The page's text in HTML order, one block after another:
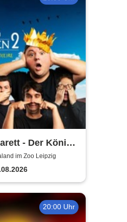
- Der König
| Central
im Zoo Leipzig
20:00 Uhr